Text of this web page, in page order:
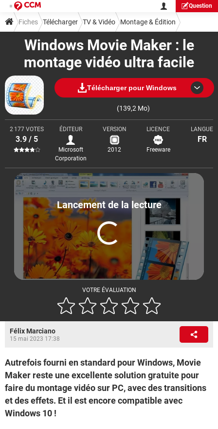
Question
Windows Movie Maker : le
montage vidéo ultra facile
Télécharger pour Windows
(139,2 Mo)
VOTRE ÉVALUATION
2 177 VOTES
3.9 / 5
ÉDITEUR
Microsoft
Corporation
VERSION
2012
LICENCE
Freeware
LANGUE
FR
Fiches Télécharger TV & Vidéo Montage & Édition
Félix Marciano
15 mai 2023 17:38
Autrefois fourni en standard pour Windows, Movie
Maker reste une excellente solution gratuite pour
faire du montage vidéo sur PC, avec des transitions
et des effets. Et il est encore compatible avec
Windows 10 !